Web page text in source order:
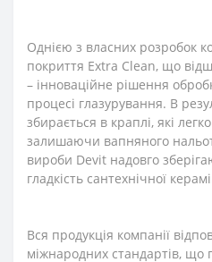
Однією з власних розробок
покриття Extra Clean, що
– інноваційне рішення
процесі глазурування. В
збирається в краплі, які
залишаючи вапняного
вироби Devit надовго
гладкість сантехнічної
Вся продукція компанії
міжнародних стандартів, що